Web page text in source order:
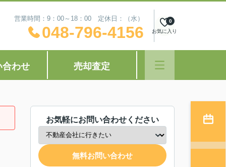
営業時間：9：00～18：00 定休日：（水）
048-796-4156 お気に入り
0
合わせ 売却査定
お気軽にお問い合わせください
無料お問い合わせ